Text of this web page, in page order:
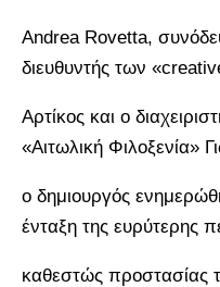
Andrea Rovetta,
διευθυντής των
Αρτίκος και ο
«Αιτωλική Φιλοξενία»
ο δημιουργός
ένταξη της ευρύτερης
καθεστώς προστασίας